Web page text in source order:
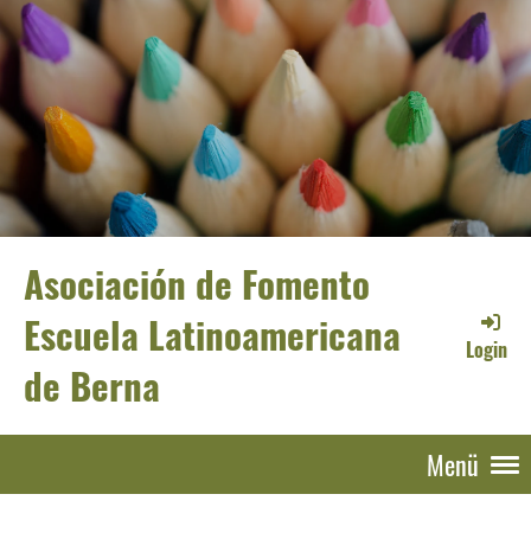
Asociación de Fomento
Escuela Latinoamericana
de Berna
Login
Menü